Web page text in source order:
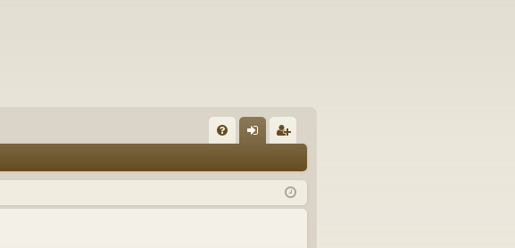
Q lá
sit
ist
ro